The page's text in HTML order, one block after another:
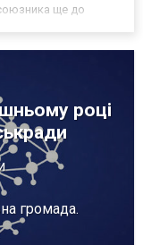
ще до
році
громада.